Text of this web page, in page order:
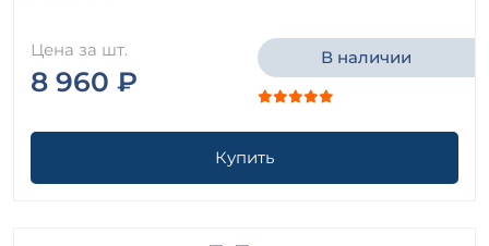
Цена за шт.
8 960 ₽
В наличии
Купить